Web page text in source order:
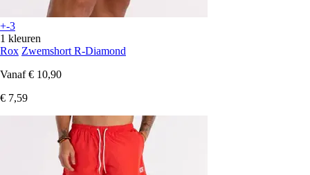
+-3
1 kleuren
Rox Zwemshort R-Diamond
Vanaf € 10,90
€ 7,59